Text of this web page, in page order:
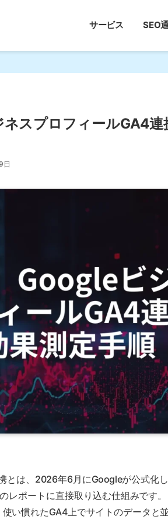
サービス SEO
ネスプロフィールGA4
日
とは、2026年6月にGoogleが公式化
レポートに直接取り込む仕組みです
い慣れたGA4上でサイトのデータと